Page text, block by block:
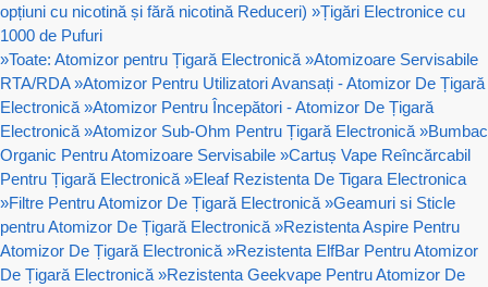
opțiuni cu nicotină și fără nicotină Reduceri) »Țigări Electronice cu
1000 de Pufuri
»Toate: Atomizor pentru Țigară Electronică »Atomizoare Servisabile
RTA/RDA »Atomizor Pentru Utilizatori Avansați - Atomizor De Țigară
Electronică »Atomizor Pentru Începători - Atomizor De Țigară
Electronică »Atomizor Sub-Ohm Pentru Țigară Electronică »Bumbac
Organic Pentru Atomizoare Servisabile »Cartuș Vape Reîncărcabil
Pentru Țigară Electronică »Eleaf Rezistenta De Tigara Electronica
»Filtre Pentru Atomizor De Țigară Electronică »Geamuri si Sticle
pentru Atomizor De Țigară Electronică »Rezistenta Aspire Pentru
Atomizor De Țigară Electronică »Rezistenta ElfBar Pentru Atomizor
De Țigară Electronică »Rezistenta Geekvape Pentru Atomizor De